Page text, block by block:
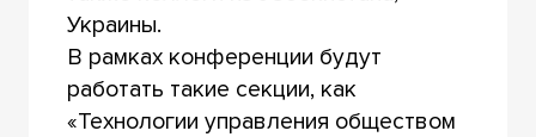
Украины.
В рамках конференции будут
работать такие секции, как
«Технологии управления обществом